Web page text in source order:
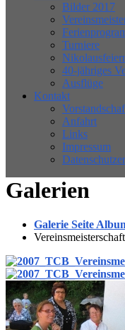
Bilder 2017
Turniere
40-jähriges
Ausflüge
Kontakt
Anfahrt
Links
Impressum
Galerien
Galerie Seite